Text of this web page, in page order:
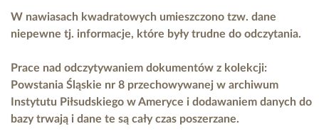
W nawiasach kwadratowych umieszczono tzw. dane
niepewne tj. informacje, które były trudne do odczytania.
Prace nad odczytywaniem dokumentów z kolekcji:
Powstania Śląskie nr 8 przechowywanej w archiwum
Instytutu Piłsudskiego w Ameryce i dodawaniem danych do
bazy trwają i dane te są cały czas poszerzane.